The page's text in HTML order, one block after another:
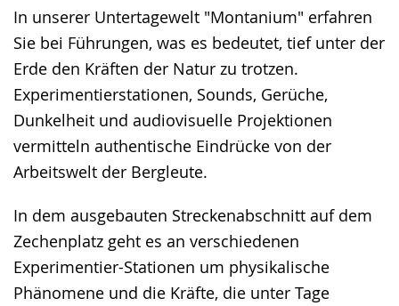
In unserer Untertagewelt "Montanium" erfahren
Sie bei Führungen, was es bedeutet, tief unter der
Erde den Kräften der Natur zu trotzen.
Experimentierstationen, Sounds, Gerüche,
Dunkelheit und audiovisuelle Projektionen
vermitteln authentische Eindrücke von der
Arbeitswelt der Bergleute.
In dem ausgebauten Streckenabschnitt auf dem
Zechenplatz geht es an verschiedenen
Experimentier-Stationen um physikalische
Phänomene und die Kräfte, die unter Tage
wird
angezeigt.